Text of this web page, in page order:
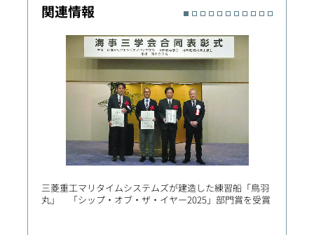
関連情報
三菱重工マリタイムシステムズが建造した練習船「鳥羽
丸」 「シップ・オブ・ザ・イヤー2025」部門賞を受賞